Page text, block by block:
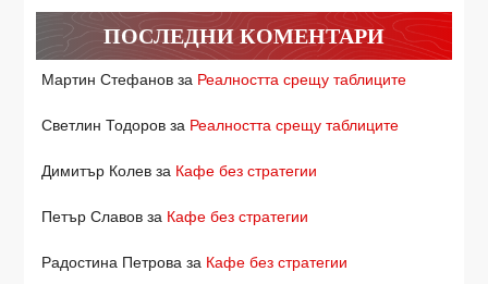
ПОСЛЕДНИ КОМЕНТАРИ
Мартин Стефанов за Реалността срещу таблиците
Светлин Тодоров за Реалността срещу таблиците
Димитър Колев за Кафе без стратегии
Петър Славов за Кафе без стратегии
Радостина Петрова за Кафе без стратегии